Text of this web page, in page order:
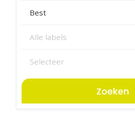
Alle labels
Selecteer
Zoeken